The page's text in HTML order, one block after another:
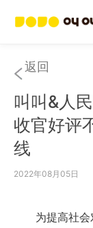
首页
叫叫App
叫叫IP
返回
叫叫&人
收官好评
线
2022年08月05日
为提高社会